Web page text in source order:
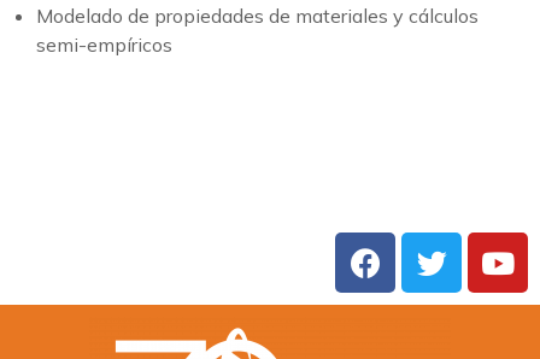
Modelado de propiedades de materiales y cálculos
semi-empíricos